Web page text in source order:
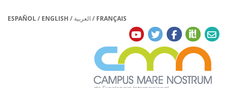
ESPAÑOL/ ENGLISH / العربية/ FRANÇAIS